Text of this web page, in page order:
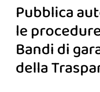
Pubblica
le
Bandi di
della